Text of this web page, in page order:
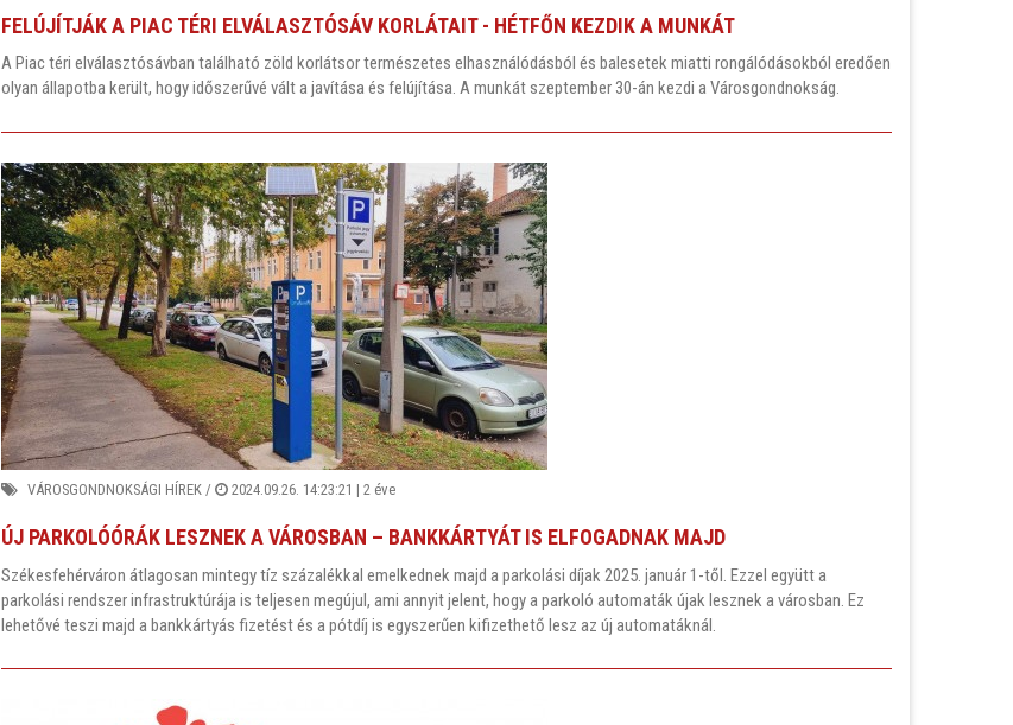
FELÚJÍTJÁK A PIAC TÉRI ELVÁLASZTÓSÁV KORLÁTAIT - HÉTFŐN KEZDIK A MUNKÁT
A Piac téri elválasztósávban található zöld korlátsor természetes elhasználódásból és balesetek miatti rongálódásokból eredően
olyan állapotba került, hogy időszerűvé vált a javítása és felújítása. A munkát szeptember 30-án kezdi a Városgondnokság.
VÁROSGONDNOKSÁGI HÍREK / 2024.09.26. 14:23:21 | 2 éve
ÚJ PARKOLÓÓRÁK LESZNEK A VÁROSBAN – BANKKÁRTYÁT IS ELFOGADNAK MAJD
Székesfehérváron átlagosan mintegy tíz százalékkal emelkednek majd a parkolási díjak 2025. január 1-től. Ezzel együtt a
parkolási rendszer infrastruktúrája is teljesen megújul, ami annyit jelent, hogy a parkoló automaták újak lesznek a városban. Ez
lehetővé teszi majd a bankkártyás fizetést és a pótdíj is egyszerűen kifizethető lesz az új automatáknál.